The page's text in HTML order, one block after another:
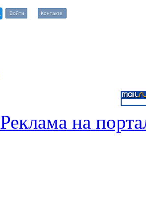
Войти Контакте
Реклама на